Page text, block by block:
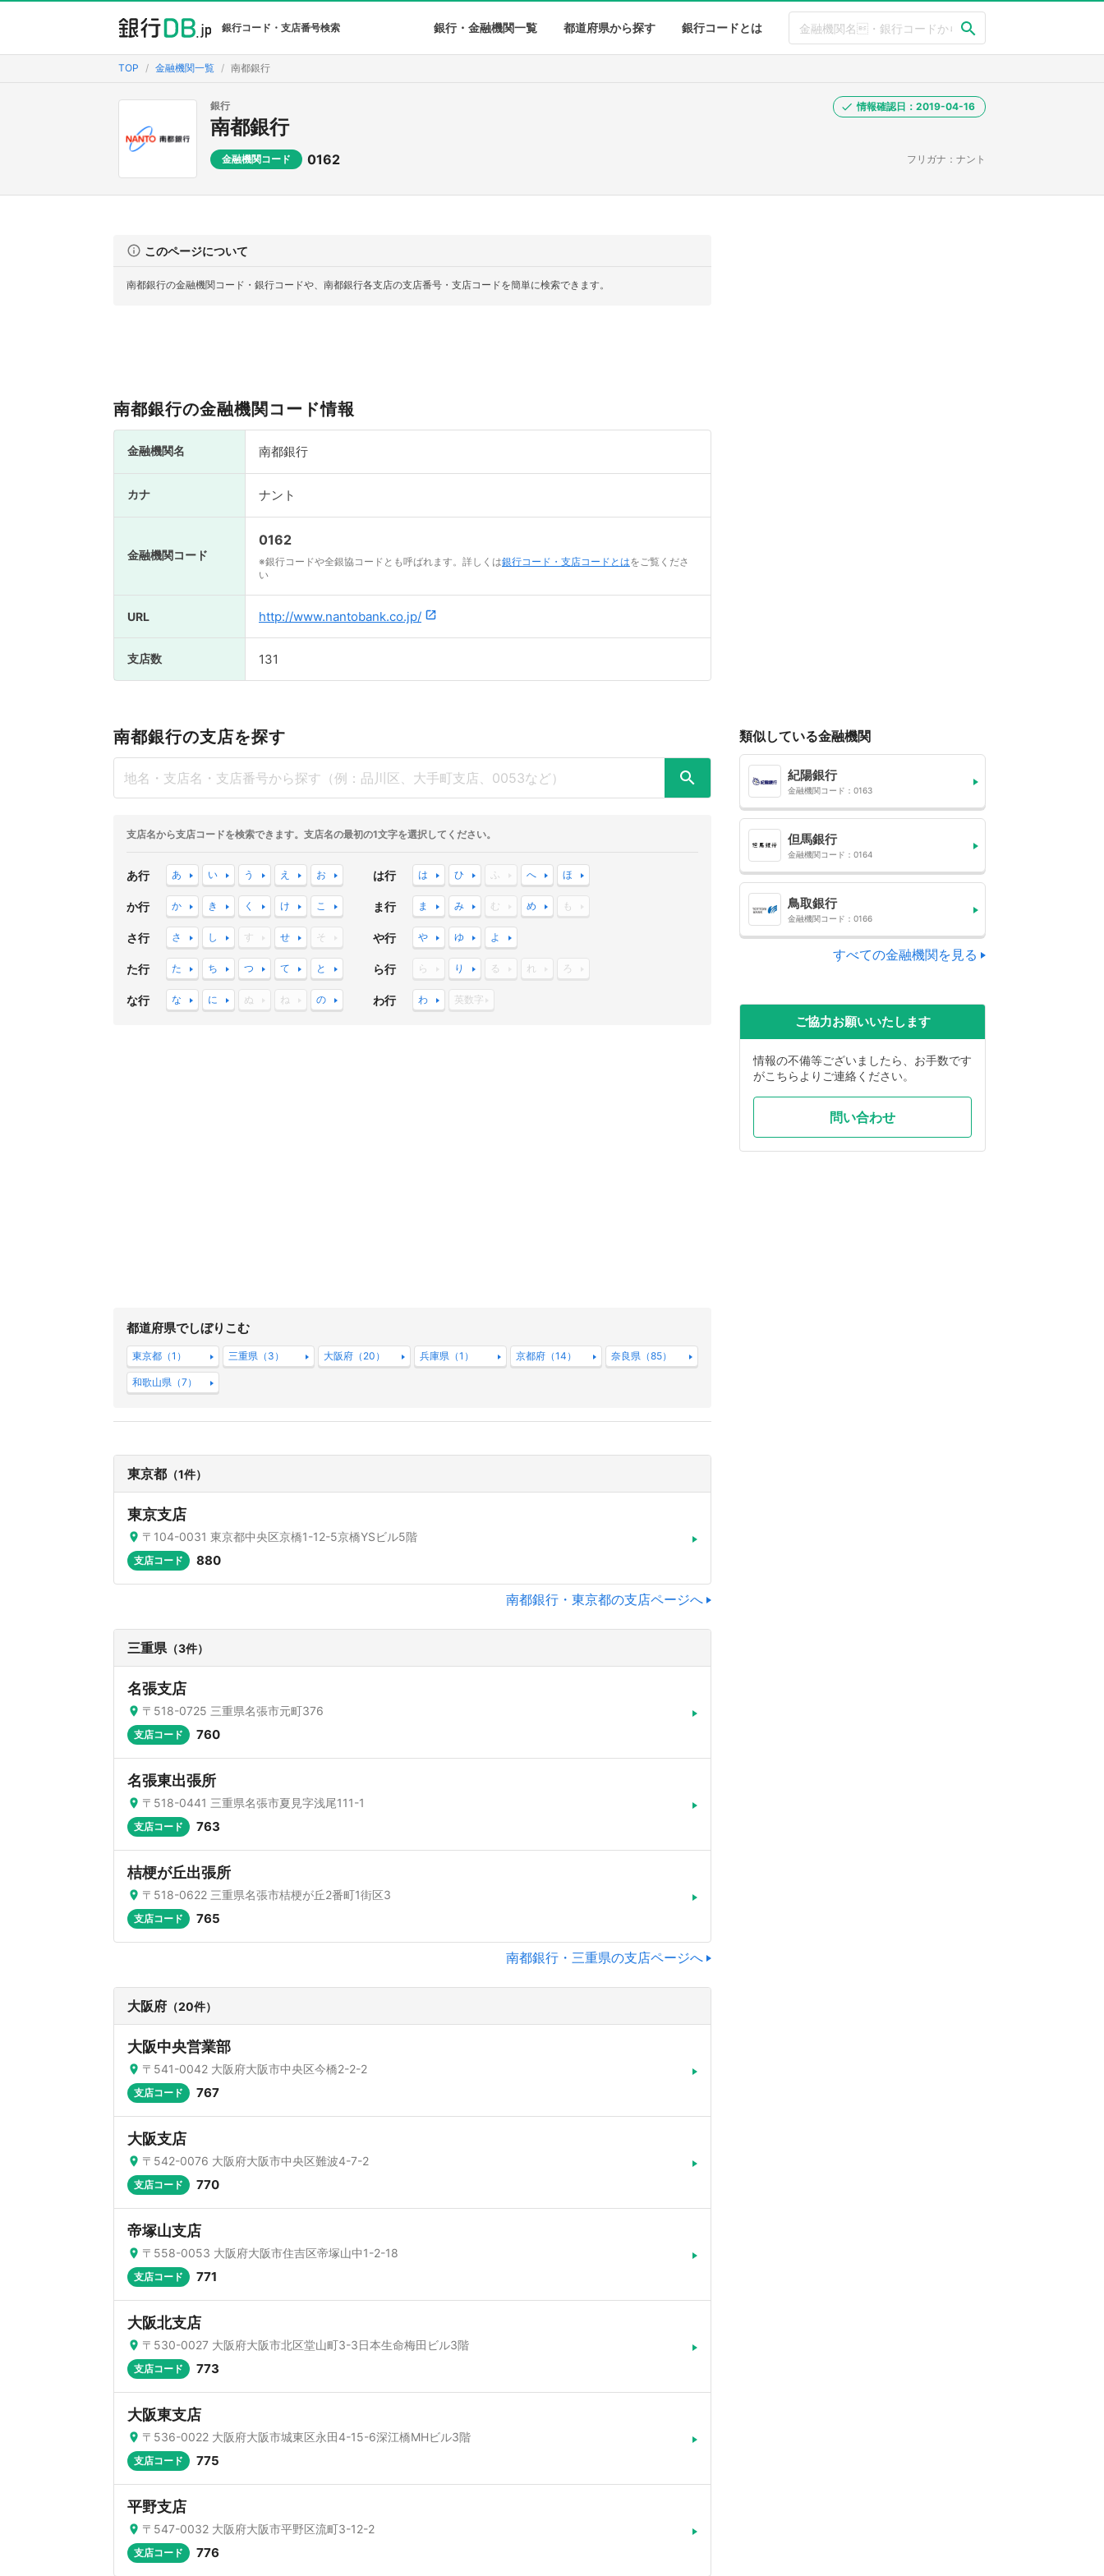
銀行コード・支店番号検索 銀行・金融機関一覧 都道府県から探す 銀行コードとは
TOP 金融機関一覧 南都銀行
銀行
南都銀行
金融機関コード 0162 フリガナ：ナント
情報確認日：2019-04-16
このページについて
南都銀行の金融機関コード・銀行コードや、南都銀行各支店の支店番号・支店コードを簡単に検索できます。
南都銀行の金融機関コード情報
金融機関名 南都銀行
カナ ナント
金融機関コード
0162
※銀行コードや全銀協コードとも呼ばれます。詳しくは銀行コード・支店コードとはをご覧くださ
い
URL http://www.nantobank.co.jp/
支店数 131
南都銀行の支店を探す
支店名から支店コードを検索できます。支店名の最初の1文字を選択してください。
あ行 あ い う え お
か行 か き く け こ
さ行 さ し す せ そ
た行 た ち つ て と
な行 な に ぬ ね の
は行 は ひ ふ へ ほ
ま行 ま み む め も
や行 や ゆ よ
ら行 ら り る れ ろ
わ行 わ 英数字
都道府県でしぼりこむ
東京都（1） 三重県（3） 大阪府（20） 兵庫県（1） 京都府（14） 奈良県（85）
和歌山県（7）
東京都 （1件）
東京支店
〒104-0031 東京都中央区京橋1-12-5京橋YSビル5階
支店コード 880
南都銀行・東京都の支店ページへ
三重県 （3件）
名張支店
〒518-0725 三重県名張市元町376
支店コード 760
名張東出張所
〒518-0441 三重県名張市夏見字浅尾111-1
支店コード 763
桔梗が丘出張所
〒518-0622 三重県名張市桔梗が丘2番町1街区3
支店コード 765
南都銀行・三重県の支店ページへ
大阪府 （20件）
大阪中央営業部
〒541-0042 大阪府大阪市中央区今橋2-2-2
支店コード 767
大阪支店
〒542-0076 大阪府大阪市中央区難波4-7-2
支店コード 770
帝塚山支店
〒558-0053 大阪府大阪市住吉区帝塚山中1-2-18
支店コード 771
大阪北支店
〒530-0027 大阪府大阪市北区堂山町3-3日本生命梅田ビル3階
支店コード 773
大阪東支店
〒536-0022 大阪府大阪市城東区永田4-15-6深江橋MHビル3階
支店コード 775
平野支店
〒547-0032 大阪府大阪市平野区流町3-12-2
支店コード 776
類似している金融機関
紀陽銀行
金融機関コード：0163
但馬銀行
金融機関コード：0164
鳥取銀行
金融機関コード：0166
すべての金融機関を見る
ご協力お願いいたします
情報の不備等ございましたら、お手数です
がこちらよりご連絡ください。
問い合わせ